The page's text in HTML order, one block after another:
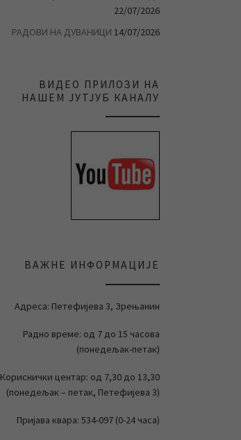
22/07/2026
РАДОВИ НА ДУВАНИЦИ 14/07/2026
ВИДЕО ПРИЛОЗИ НА
НАШЕМ ЈУТЈУБ КАНАЛУ
ВАЖНЕ ИНФОРМАЦИЈЕ
Адреса: Петефијева 3, Зрењанин
Радно време: од 7 до 15 часова
(понедељак-петак)
Кориснички центар: од 7,30 до 13,30
(понедељак – петак, Петефијева 3)
Пријава квара: 534-097 (0-24 часа)